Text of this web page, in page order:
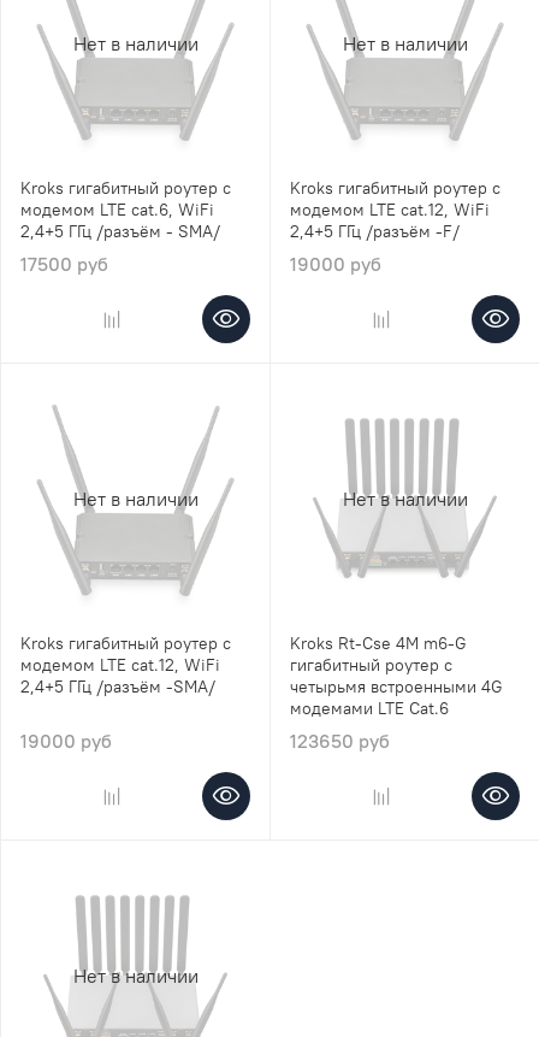
Нет в наличии
Kroks гигабитный роутер с
модемом LTE cat.6, WiFi
2,4+5 ГГц /разъём - SMA/
17500 руб
Нет в наличии
Kroks гигабитный роутер с
модемом LTE cat.12, WiFi
2,4+5 ГГц /разъём -F/
19000 руб
Нет в наличии
Kroks гигабитный роутер с
модемом LTE cat.12, WiFi
2,4+5 ГГц /разъём -SMA/
19000 руб
Нет в наличии
Kroks Rt-Cse 4M m6-G
гигабитный роутер с
четырьмя встроенными 4G
модемами LTE Cat.6
123650 руб
Нет в наличии